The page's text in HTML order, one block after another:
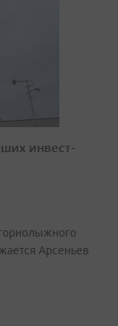
инвест-
Арсеньев